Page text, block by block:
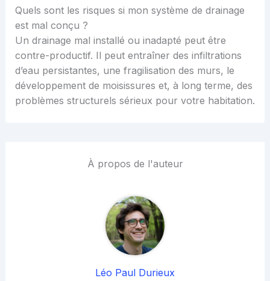
Quels sont les risques si mon système de drainage
est mal conçu ?
Un drainage mal installé ou inadapté peut être
contre-productif. Il peut entraîner des infiltrations
d’eau persistantes, une fragilisation des murs, le
développement de moisissures et, à long terme, des
problèmes structurels sérieux pour votre habitation.
À propos de l'auteur
Léo Paul Durieux